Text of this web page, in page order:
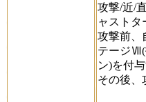
攻撃/近/
ャストタ
攻撃前、
テージⅦ(
ン)を付
その後、